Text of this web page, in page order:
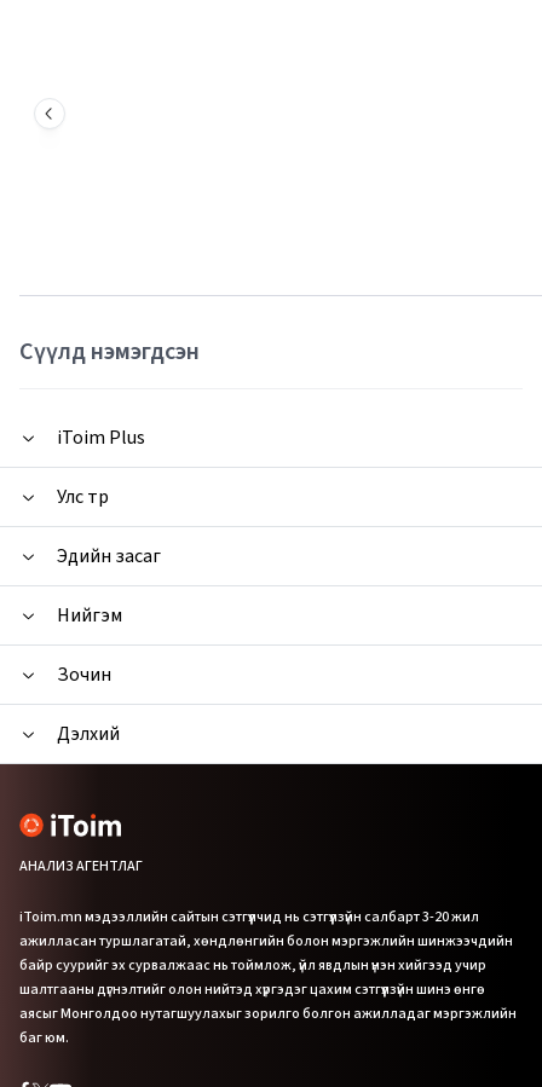
Сүүлд нэмэгдсэн
iToim Plus
Улс төр
Эдийн засаг
Нийгэм
Зочин
Дэлхий
АНАЛИЗ АГЕНТЛАГ
iToim.mn мэдээллийн сайтын сэтгүүлчид нь сэтгүүлзүйн салбарт 3-20 жил
ажилласан туршлагатай, хөндлөнгийн болон мэргэжлийн шинжээчдийн
байр суурийг эх сурвалжаас нь тоймлож, үйл явдлын үнэн хийгээд учир
шалтгааны дүгнэлтийг олон нийтэд хүргэдэг цахим сэтгүүлзүйн шинэ өнгө
аясыг Монголдоо нутагшуулахыг зорилго болгон ажилладаг мэргэжлийн
баг юм.